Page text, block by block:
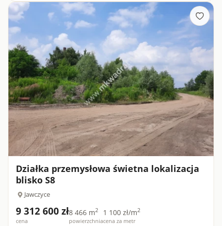
droga 71...
Działka przemysłowa świetna lokalizacja
blisko S8
Jawczyce
9 312 600 zł
cena
8 466 m2
powierzchnia
1 100 zł/m2
cena za metr